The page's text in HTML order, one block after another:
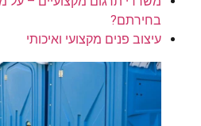
בחירתם?
עיצוב פנים מקצועי ואיכותי